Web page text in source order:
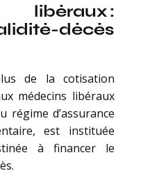
libéraux :
décès
de la cotisation
médecins libéraux
régime d’assurance
est instituée
à financer le